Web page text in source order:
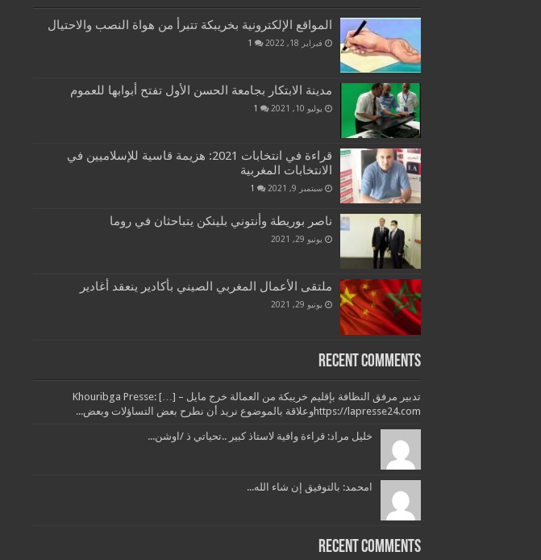
المواقع الإلكترونية بخريبكة تتبرأ من هواة النصب والاحتيال
فبراير 18, 2022 1
مدينة الابتكار بجامعة الحسن الأول تفتح أبوابها للعموم
يوليو 10, 2021 1
قراءة في انتخابات 2021: هزيمة قاسية للإسلاميين في
الانتخابات المغربية
سبتمبر 9, 2021 1
ناصر بوريطة وأنتوني بلينكن يتباحثان في روما
يونيو 29, 2021
ملتقى الأعمال المغربي الصيني بأكادير ينعقد أغادير
يونيو 29, 2021
Recent Comments
تدبير مرفق النظافة بإقليم خريبكة من العمالة خرج مايل – Khouribga Presse: […]
https://lapresse24.comوعلاقة بالموضوع نريد أن نطرح بعض التساؤلات وبعض...
خليل مراد: قراءة وافية لاستاذ كبير ..تحياتي ذ /اوشن...
امحمد: بالتوفيق إن شاء الله...
Recent Comments